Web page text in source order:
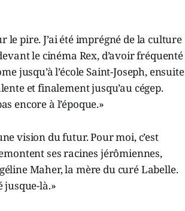
le pire. J’ai été imprégné de la culture
le cinéma Rex, d’avoir fréquenté
jusqu’à l’école Saint-Joseph, ensuite
et finalement jusqu’au cégep.
encore à l’époque.»
vision du futur. Pour moi, c’est
ses racines jérômiennes,
Maher, la mère du curé Labelle.
jusque-là.»